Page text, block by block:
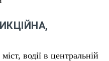
водії в центральній